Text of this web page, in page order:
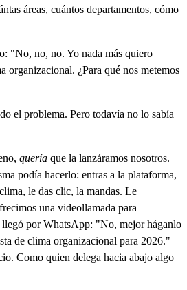
áreas, cuántos departamentos, cómo
"No, no, no. Yo nada más quiero
organizacional. ¿Para qué nos metemos
el problema. Pero todavía no lo sabía
quería que la lanzáramos nosotros.
podía hacerlo: entras a la plataforma,
le das clic, la mandas. Le
una videollamada para
llegó por WhatsApp: "No, mejor háganlo
de clima organizacional para 2026."
Como quien delega hacia abajo algo